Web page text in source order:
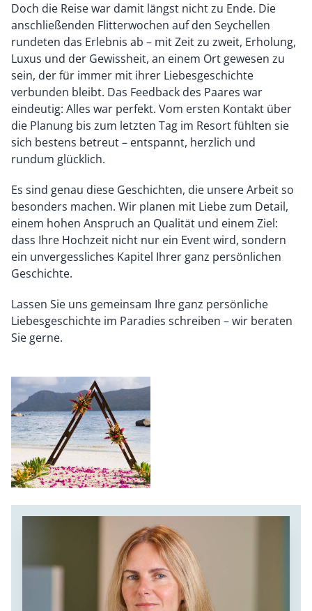
Doch die Reise war damit längst nicht zu Ende. Die
anschließenden Flitterwochen auf den Seychellen
rundeten das Erlebnis ab – mit Zeit zu zweit, Erholung,
Luxus und der Gewissheit, an einem Ort gewesen zu
sein, der für immer mit ihrer Liebesgeschichte
verbunden bleibt. Das Feedback des Paares war
eindeutig: Alles war perfekt. Vom ersten Kontakt über
die Planung bis zum letzten Tag im Resort fühlten sie
sich bestens betreut – entspannt, herzlich und
rundum glücklich.
Es sind genau diese Geschichten, die unsere Arbeit so
besonders machen. Wir planen mit Liebe zum Detail,
einem hohen Anspruch an Qualität und einem Ziel:
dass Ihre Hochzeit nicht nur ein Event wird, sondern
ein unvergessliches Kapitel Ihrer ganz persönlichen
Geschichte.
Lassen Sie uns gemeinsam Ihre ganz persönliche
Liebesgeschichte im Paradies schreiben – wir beraten
Sie gerne.